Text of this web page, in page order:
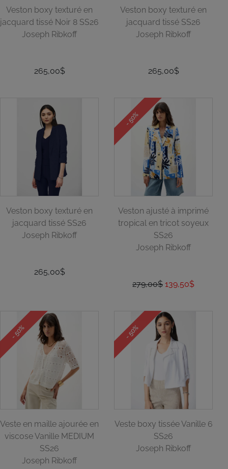
Veston boxy texturé en
jacquard tissé Noir 8 SS26
Joseph Ribkoff
265,00$
Veston boxy texturé en
jacquard tissé SS26
Joseph Ribkoff
265,00$
Veston boxy texturé en
jacquard tissé SS26
Joseph Ribkoff
265,00$
- 50%
Veston ajusté à imprimé
tropical en tricot soyeux
SS26
Joseph Ribkoff
279,00$ 139,50$
- 50%
Veste en maille ajourée en
viscose Vanille MEDIUM
SS26
Joseph Ribkoff
- 50%
Veste boxy tissée Vanille 6
SS26
Joseph Ribkoff